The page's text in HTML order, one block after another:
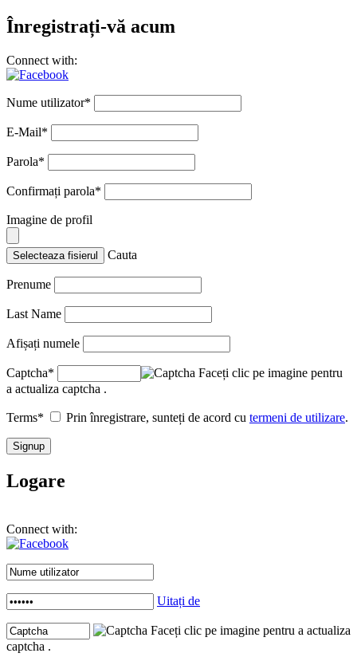
Înregistrați-vă acum
Connect with:
Nume utilizator*
E-Mail*
Parola*
Confirmați parola*
Imagine de profil
Selecteaza fisierul Cauta
Prenume
Last Name
Afișați numele
Captcha*
Faceți clic pe imagine pentru
a actualiza captcha .
Terms* Prin înregistrare, sunteți de acord cu termeni de utilizare.
Logare
Connect with:
Uitați de
Faceți clic pe imagine pentru a actualiza
captcha .